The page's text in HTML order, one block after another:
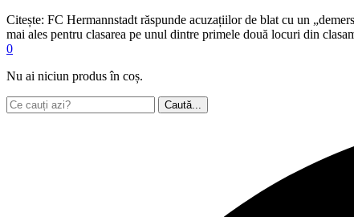
Citește: FC Hermannstadt răspunde acuzațiilor de blat cu un
mai ales pentru clasarea pe unul dintre primele două locuri din
0
Nu ai niciun produs în coș.